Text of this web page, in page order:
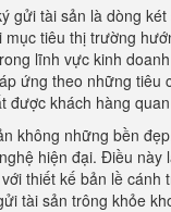
gửi tài sản là dòng
mục tiêu thị trường
lĩnh vực kinh
ứng theo những tiêu
được khách hàng
không những bền
hiện đại. Điều này
thiết kế bản lề cánh
tài sản trông khỏe